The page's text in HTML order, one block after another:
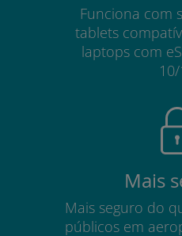
Funciona com
tablets
laptops com
10/
Mais
Mais seguro do
públicos em